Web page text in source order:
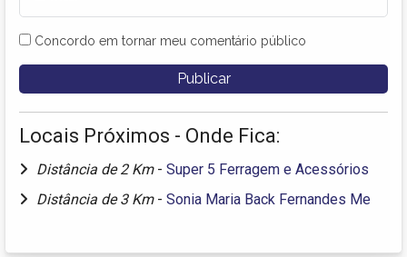
Concordo em tornar meu comentário público
Locais Próximos - Onde Fica:
Distância de 2 Km - Super 5 Ferragem e Acessórios
Distância de 3 Km - Sonia Maria Back Fernandes Me